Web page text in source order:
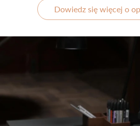
Dowiedz się więcej o